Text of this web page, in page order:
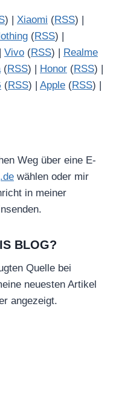
) | Xiaomi (RSS) |
(RSS) |
Vivo (RSS) |
Realme
(RSS) | Honor (RSS) |
(RSS) | Apple (RSS) |
Weg über eine E-
wählen oder mir
in meiner
BLOG?
Quelle bei
neuesten Artikel
angezeigt.